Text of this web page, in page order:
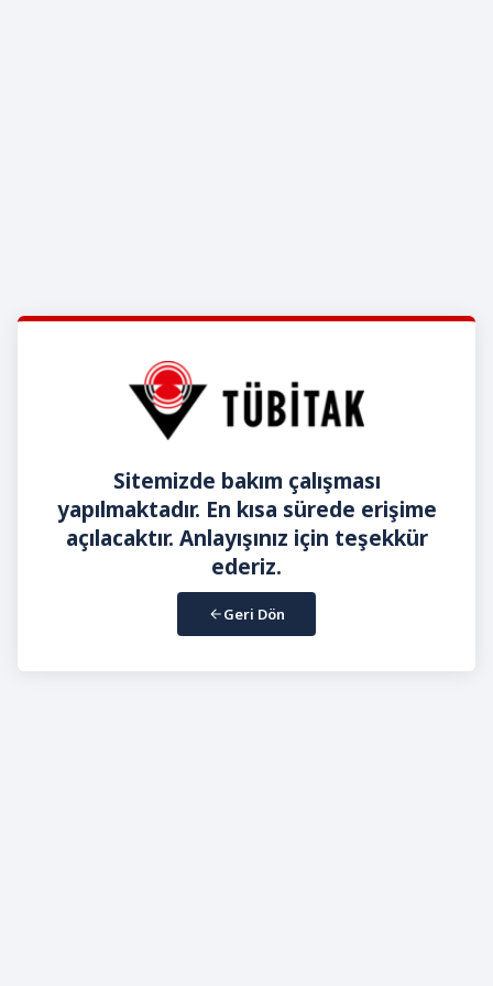
Sitemizde bakım çalışması
yapılmaktadır. En kısa sürede erişime
açılacaktır. Anlayışınız için teşekkür
ederiz.
Geri Dön